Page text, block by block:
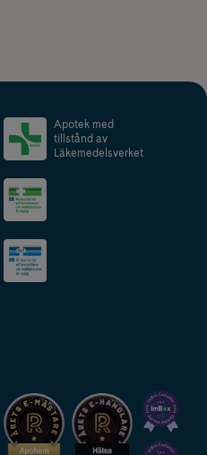
Apotek med
tillstånd av
Läkemedelsverket